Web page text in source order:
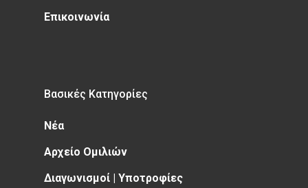
Επικοινωνία
Βασικές Κατηγορίες
Νέα
Αρχείο Ομιλιών
Διαγωνισμοί | Υποτροφίες